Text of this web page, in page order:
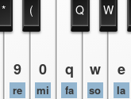
9
re
0
mi
q
fa
w
so
e
la
* ( Q W